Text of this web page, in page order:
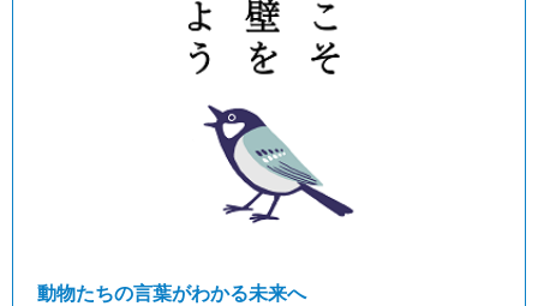
動物たちの言葉がわかる未来へ